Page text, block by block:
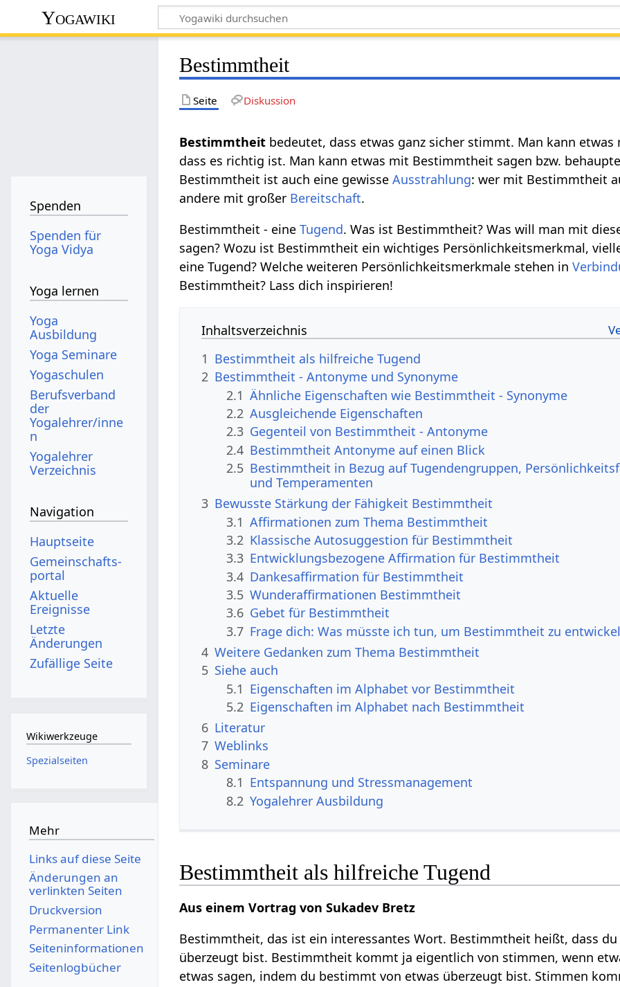
Yogawiki
Bestimmtheit
Seite Diskussion
Bestimmtheit bedeutet, dass etwas ganz sicher stimmt. Man kann
dass es richtig ist. Man kann etwas mit Bestimmtheit sagen bzw.
Bestimmtheit ist auch eine gewisseAusstrahlung: wer mit Bestimmtheit
andere mit großer Bereitschaft.
Bestimmtheit - eineTugend. Was ist Bestimmtheit? Was will man mit
sagen? Wozu ist Bestimmtheit ein wichtiges Persönlichkeitsmerkmal,
eine Tugend? Welche weiteren Persönlichkeitsmerkmale stehen in
Bestimmtheit? Lass dich inspirieren!
Inhaltsverzeichnis
1 Bestimmtheit als hilfreiche Tugend
2 Bestimmtheit - Antonyme und Synonyme
2.1 Ähnliche Eigenschaften wie Bestimmtheit - Synonyme
2.2 Ausgleichende Eigenschaften
2.3 Gegenteil von Bestimmtheit - Antonyme
2.4 Bestimmtheit Antonyme auf einen Blick
2.5 Bestimmtheit in Bezug auf Tugendengruppen,
und Temperamenten
3 Bewusste Stärkung der Fähigkeit Bestimmtheit
3.1 Affirmationen zum Thema Bestimmtheit
3.2 Klassische Autosuggestion für Bestimmtheit
3.3 Entwicklungsbezogene Affirmation für Bestimmtheit
3.4 Dankesaffirmation für Bestimmtheit
3.5 Wunderaffirmationen Bestimmtheit
3.6 Gebet für Bestimmtheit
3.7 Frage dich: Was müsste ich tun, um Bestimmtheit zu
4 Weitere Gedanken zum Thema Bestimmtheit
5 Siehe auch
5.1 Eigenschaften im Alphabet vor Bestimmtheit
5.2 Eigenschaften im Alphabet nach Bestimmtheit
6 Literatur
7 Weblinks
8 Seminare
8.1 Entspannung und Stressmanagement
8.2 Yogalehrer Ausbildung
Bestimmtheit als hilfreiche Tugend
Aus einem Vortrag von Sukadev Bretz
Bestimmtheit, das ist ein interessantes Wort. Bestimmtheit heißt, dass
überzeugt bist. Bestimmtheit kommt ja eigentlich von stimmen, wenn
etwas sagen, indem du bestimmt von etwas überzeugt bist. Stimmen
Spenden
Spenden für
Yoga Vidya
Yoga lernen
Yoga
Ausbildung
Yoga Seminare
Yogaschulen
Berufsverband
der
Yogalehrer/inne
n
Yogalehrer
Verzeichnis
Navigation
Hauptseite
Gemeinschafts­
portal
Aktuelle
Ereignisse
Letzte
Änderungen
Zufällige Seite
Wikiwerkzeuge
Spezialseiten
Mehr
Links auf diese Seite
Änderungen an
verlinkten Seiten
Druckversion
Permanenter Link
Seiten­­informationen
Seitenlogbücher